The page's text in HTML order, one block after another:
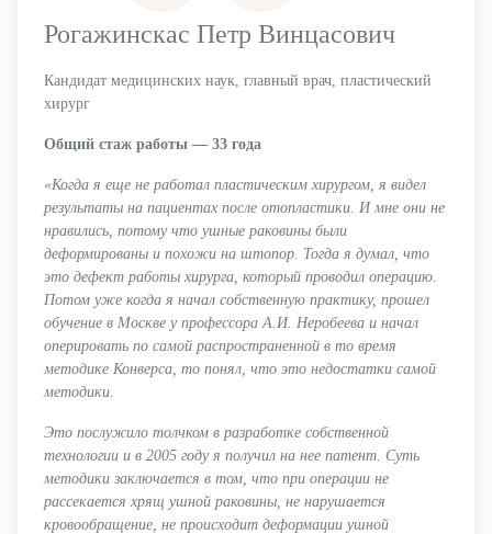
Рогажинскас Петр Винцасович
Кандидат медицинских наук, главный врач, пластический
хирург
Общий стаж работы — 33 года
«Когда я еще не работал пластическим хирургом, я видел
результаты на пациентах после отопластики. И мне они не
нравились, потому что ушные раковины были
деформированы и похожи на штопор. Тогда я думал, что
это дефект работы хирурга, который проводил операцию.
Потом уже когда я начал собственную практику, прошел
обучение в Москве у профессора А.И. Неробеева и начал
оперировать по самой распространенной в то время
методике Конверса, то понял, что это недостатки самой
методики.
Это послужило толчком в разработке собственной
технологии и в 2005 году я получил на нее патент. Суть
методики заключается в том, что при операции не
рассекается хрящ ушной раковины, не нарушается
кровообращение, не происходит деформации ушной